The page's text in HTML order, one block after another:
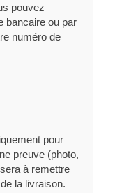
pouvez
bancaire ou par
numéro de
pour
preuve (photo,
à remettre
la livraison.